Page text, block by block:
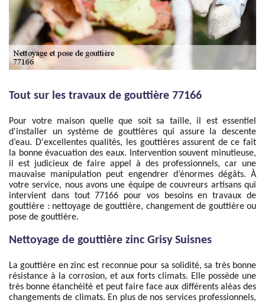
Tout sur les travaux de gouttière 77166
Pour votre maison quelle que soit sa taille, il est essentiel
d'installer un système de gouttières qui assure la descente
d’eau. D'excellentes qualités, les gouttières assurent de ce fait
la bonne évacuation des eaux. Intervention souvent minutieuse,
il est judicieux de faire appel à des professionnels, car une
mauvaise manipulation peut engendrer d’énormes dégâts. À
votre service, nous avons une équipe de couvreurs artisans qui
intervient dans tout 77166 pour vos besoins en travaux de
gouttière : nettoyage de gouttière, changement de gouttière ou
pose de gouttière.
Nettoyage de gouttière zinc Grisy Suisnes
La gouttière en zinc est reconnue pour sa solidité, sa très bonne
résistance à la corrosion, et aux forts climats. Elle possède une
très bonne étanchéité et peut faire face aux différents aléas des
changements de climats. En plus de nos services professionnels,